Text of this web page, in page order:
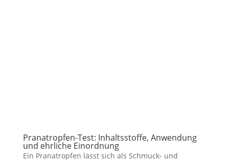
Pranatropfen-Test: Inhaltsstoffe, Anwendung
und ehrliche Einordnung
Ein Pranatropfen lässt sich als Schmuck- und